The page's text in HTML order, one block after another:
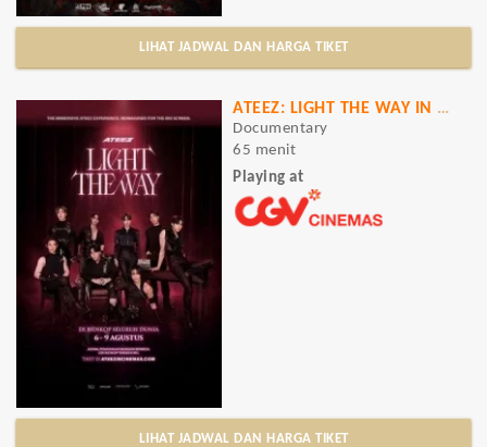
LIHAT JADWAL DAN HARGA TIKET
ATEEZ: LIGHT THE WAY IN CINEMAS
Documentary
65 menit
Playing at
LIHAT JADWAL DAN HARGA TIKET